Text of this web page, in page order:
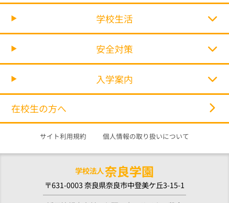
学校生活
安全対策
入学案内
在校生の方へ
サイト利用規約 個人情報の取り扱いについて
学校法人奈良学園
〒631-0003 奈良県奈良市中登美ケ丘3-15-1